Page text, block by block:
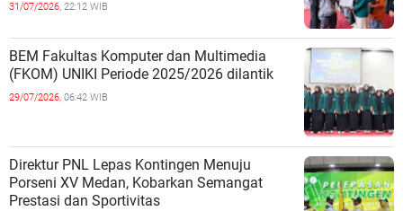
31/07/2026, 22:12 WIB
BEM Fakultas Komputer dan Multimedia
(FKOM) UNIKI Periode 2025/2026 dilantik
29/07/2026, 06:42 WIB
Direktur PNL Lepas Kontingen Menuju
Porseni XV Medan, Kobarkan Semangat
Prestasi dan Sportivitas